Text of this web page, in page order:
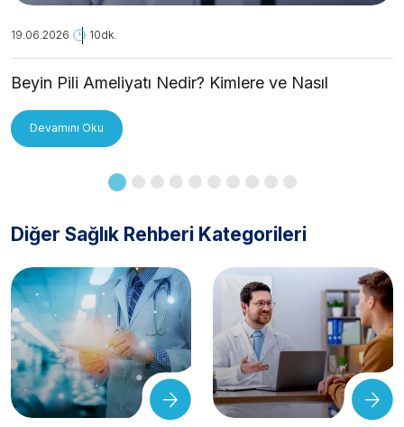
19.06.2026 10dk.
Beyin Pili Ameliyatı Nedir? Kimlere ve Nasıl
Devamını Oku
Diğer Sağlık Rehberi Kategorileri